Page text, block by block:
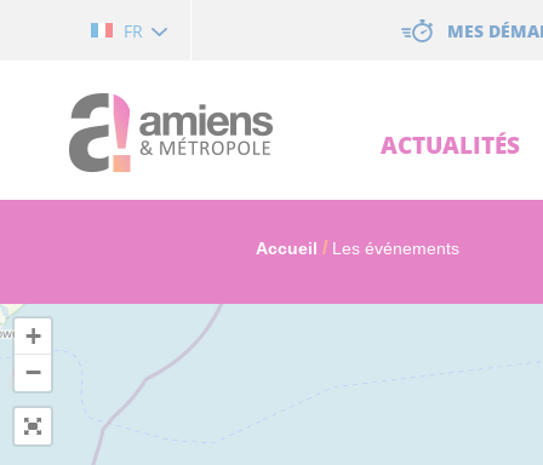
FR MES
ACTUALITÉS
Accueil Les événements
+
−